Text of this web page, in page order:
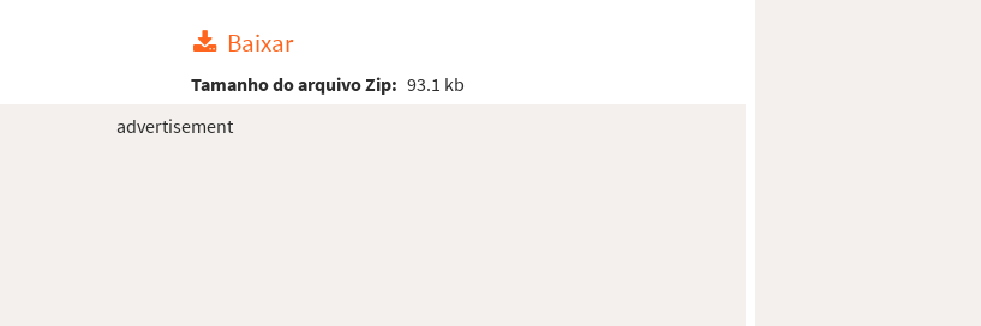
Baixar
Tamanho do arquivo Zip: 93.1 kb
advertisement